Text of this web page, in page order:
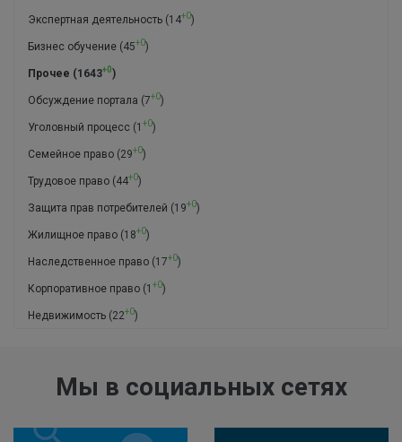
Экспертная деятельность (14+0)
Бизнес обучение (45+0)
Прочее (1643+0)
Обсуждение портала (7+0)
Уголовный процесс (1 +0)
Семейное право (29+0)
Трудовое право (44+0)
Защита прав потребителей (19+0)
Жилищное право (18+0)
Наследственное право (17+0)
Корпоративное право (1 +0)
Недвижимость (22+0)
Мы в социальных сетях